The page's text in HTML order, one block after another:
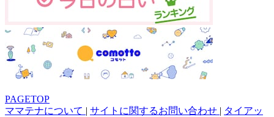
PAGETOP
ママテナについて | サイトに関するお問い合わせ | タイアッ